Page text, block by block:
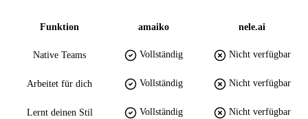
Funktion amaiko nele.ai
Native Teams Vollständig Nicht verfügbar
Arbeitet für dich Vollständig Nicht verfügbar
Lernt deinen Stil Vollständig Nicht verfügbar